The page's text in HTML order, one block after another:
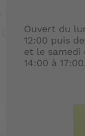
Ouvert du
12:00 puis
et le samedi
14:00 à 17:00.